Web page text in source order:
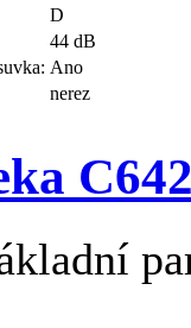
D
44 dB
Ano
nerez